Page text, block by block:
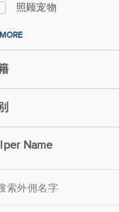
照顾宠物
Name